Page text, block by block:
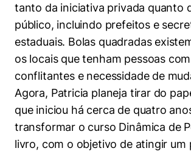
tanto da iniciativa privada quanto
público, incluindo prefeitos e
estaduais. Bolas quadradas
os locais que tenham pessoas
conflitantes e necessidade de
Agora, Patricia planeja tirar do
que iniciou há cerca de quatro
transformar o curso Dinâmica de
livro, com o objetivo de atingir um